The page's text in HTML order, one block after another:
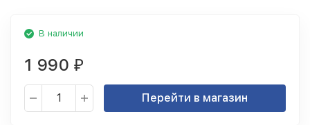
В наличии
1 990 ₽
Перейти в магазин